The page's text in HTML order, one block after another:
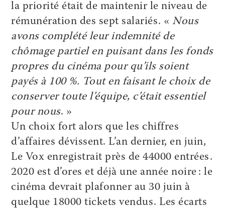
la priorité était de maintenir le niveau de
rémunération des sept salariés. «Nous
avons complété leur indemnité de
chômage partiel en puisant dans les fonds
propres du cinéma pour qu’ils soient
payés à 100 %. Tout en faisant le choix de
conserver toute l’équipe, c’était essentiel
pour nous. »
Un choix fort alors que les chiffres
d’affaires dévissent. L’an dernier, en juin,
Le Vox enregistrait près de 44000 entrées.
2020 est d’ores et déjà une année noire : le
cinéma devrait plafonner au 30 juin à
quelque 18000 tickets vendus. Les écarts